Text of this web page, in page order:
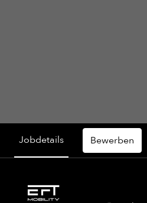
Jobdetails Bewerben